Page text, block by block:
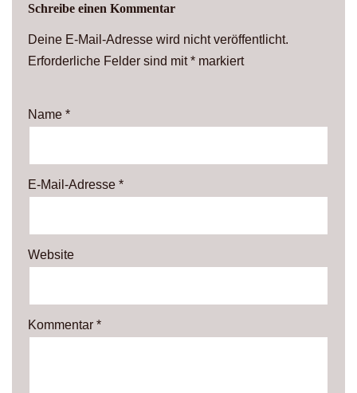
Schreibe einen Kommentar
Deine E-Mail-Adresse wird nicht veröffentlicht.
Erforderliche Felder sind mit* markiert
Name *
E-Mail-Adresse *
Website
Kommentar *